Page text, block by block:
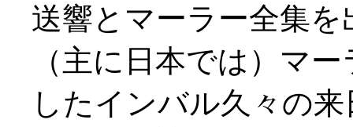
送響とマーラー全集を
（主に日本では）マ
したインバル久々の